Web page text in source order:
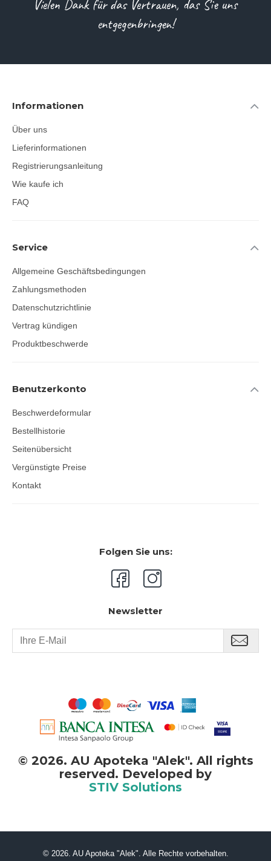
Vielen Dank für das Vertrauen, das Sie uns
entgegenbringen!
Informationen
Über uns
Lieferinformationen
Registrierungsanleitung
Wie kaufe ich
FAQ
Service
Allgemeine Geschäftsbedingungen
Zahlungsmethoden
Datenschutzrichtlinie
Vertrag kündigen
Produktbeschwerde
Benutzerkonto
Beschwerdeformular
Bestellhistorie
Seitenübersicht
Vergünstigte Preise
Kontakt
Folgen Sie uns:
Newsletter
© 2026. AU Apoteka "Alek". All rights
reserved. Developed by
STIV Solutions
© 2026. AU Apoteka "Alek". Alle Rechte vorbehalten.